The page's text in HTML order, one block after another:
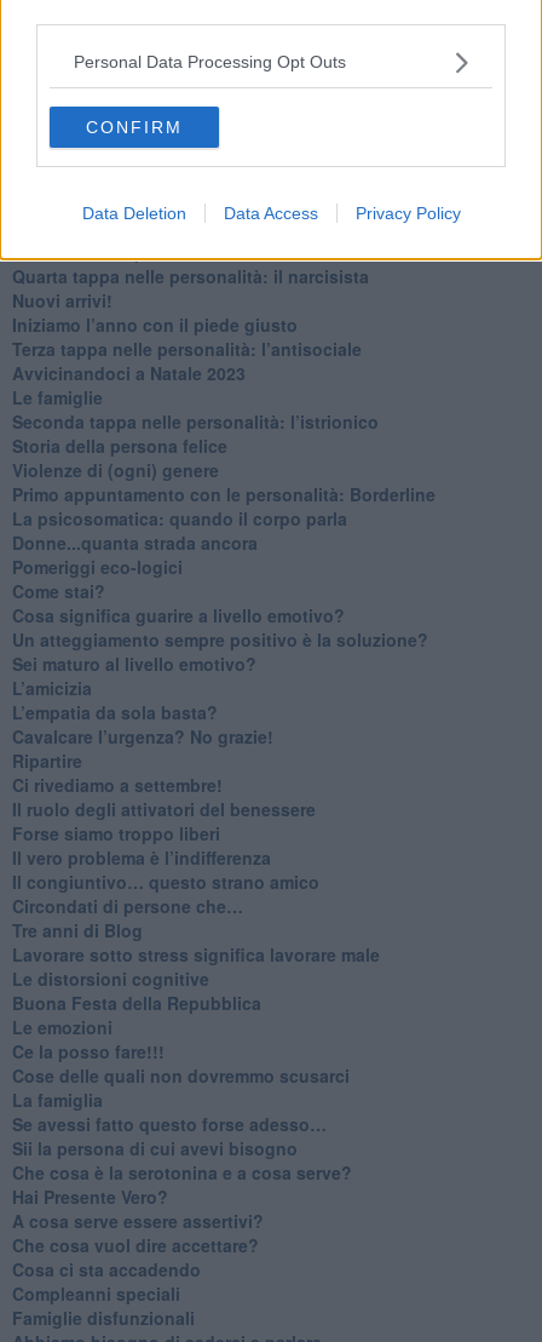
Personal Data Processing Opt Outs
CONFIRM
Data Deletion Data Access Privacy Policy
​Lasciate ai vostri figli il diritto di piangere
​Parole d’amore regalate al vento
​Essere genitori di un adolescente
​Saper pazientare
​Giornata del Fiocchetto Lilla
​Venerdì emozionalmente sostenibile
Contornati di persone che…
Non dare niente per scontato
Quarta tappa nelle personalità: il narcisista
​Nuovi arrivi!
​Iniziamo l’anno con il piede giusto
​Terza tappa nelle personalità: l’antisociale
​Avvicinandoci a Natale 2023
Le famiglie
Seconda tappa nelle personalità: l’istrionico
​Storia della persona felice
Violenze di (ogni) genere
​Primo appuntamento con le personalità: Borderline
La psicosomatica: quando il corpo parla
Donne...quanta strada ancora
​Pomeriggi eco-logici
​Come stai?
Cosa significa guarire a livello emotivo?
​Un atteggiamento sempre positivo è la soluzione?
​Sei maturo al livello emotivo?
​L’amicizia
​L’empatia da sola basta?
​Cavalcare l’urgenza? No grazie!
Ripartire
​Ci rivediamo a settembre!
​Il ruolo degli attivatori del benessere
​Forse siamo troppo liberi
​Il vero problema è l’indifferenza
​Il congiuntivo… questo strano amico
​Circondati di persone che…
​Tre anni di Blog
​Lavorare sotto stress significa lavorare male
​Le distorsioni cognitive
​Buona Festa della Repubblica
Le emozioni
​Ce la posso fare!!!
​Cose delle quali non dovremmo scusarci
​La famiglia
​Se avessi fatto questo forse adesso…
​Sii la persona di cui avevi bisogno
Che cosa è la serotonina e a cosa serve?
​Hai Presente Vero?
A cosa serve essere assertivi?
​Che cosa vuol dire accettare?
​Cosa ci sta accadendo
​Compleanni speciali
​Famiglie disfunzionali